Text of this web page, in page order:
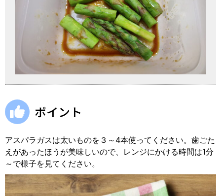
ポイント
アスパラガスは太いものを３～4本使ってください。歯ごた
えがあったほうが美味しいので、レンジにかける時間は1分
～で様子を見てください。